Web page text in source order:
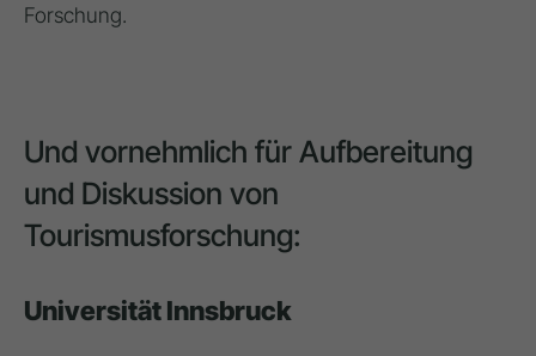
Forschung.
Und vornehmlich für Aufbereitung
und Diskussion von
Tourismusforschung:
Universität Innsbruck